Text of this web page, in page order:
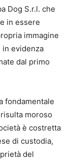
Dog S.r.l. che
in essere
immagine
evidenza
dal primo
fondamentale
moroso
è costretta
di custodia,
del